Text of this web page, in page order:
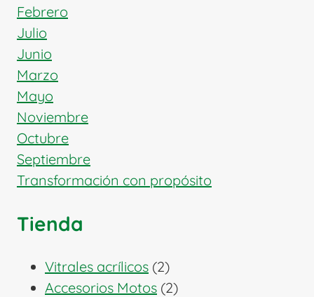
Febrero
Julio
Junio
Marzo
Mayo
Noviembre
Octubre
Septiembre
Transformación con propósito
Tienda
Vitrales acrílicos 22
productos
Accesorios Motos 22